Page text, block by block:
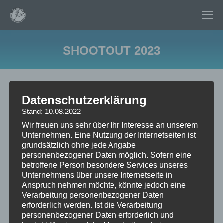
SHOOTOUT 2023
Datenschutzerklärung
Stand: 10.08.2022
Wir freuen uns sehr über Ihr Interesse an unserem
Unternehmen. Eine Nutzung der Internetseiten ist
grundsätzlich ohne jede Angabe
personenbezogener Daten möglich. Sofern eine
betroffene Person besondere Services unseres
Unternehmens über unsere Internetseite in
Anspruch nehmen möchte, könnte jedoch eine
Verarbeitung personenbezogener Daten
erforderlich werden. Ist die Verarbeitung
personenbezogener Daten erforderlich und